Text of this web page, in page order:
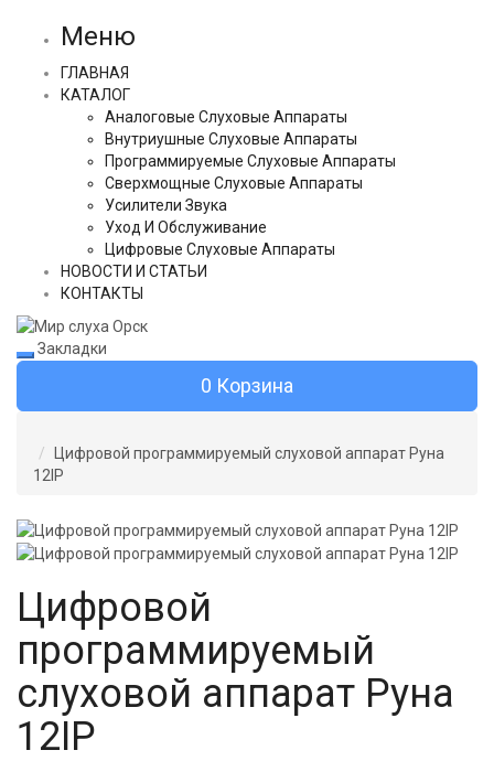
Меню
ГЛАВНАЯ
КАТАЛОГ
Аналоговые Слуховые Аппараты
Внутриушные Слуховые Аппараты
Программируемые Слуховые Аппараты
Сверхмощные Слуховые Аппараты
Усилители Звука
Уход И Обслуживание
Цифровые Слуховые Аппараты
НОВОСТИ И СТАТЬИ
КОНТАКТЫ
Закладки
0 Корзина
Цифровой программируемый слуховой аппарат Руна
12IP
Цифровой
программируемый
слуховой аппарат Руна
12IP